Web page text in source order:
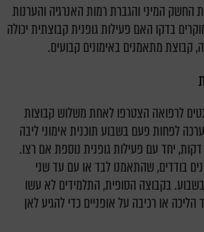
החשק המיני והגברת רמות האנרגיה והערנות
בדקו האם פעילות גופנית קבוצתית יכולה
קבוצת מתאמנים באימונים קבועים.
69 סטודנטים לרפואה הצטרפו לאחת משלוש קבוצות
לפחות פעם בשבוע תוכנית אימוני ליבה
וכושר פונקציונלי של 30 דקות, יחד עם פעילות גופנית נוספת אם רצו.
בודדים, שהתאמנו לבד או עם עד שני
בקבוצה הסופית, התלמידים לא עשו
או רכיבה על אופניים כדי להגיע לאן